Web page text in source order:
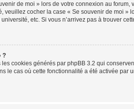
de moi » lors de votre connexion au
veuillez cocher la case « Se souvenir de moi
etc. Si vous n’arrivez pas à trouver
?
les cookies générés par phpBB 3.2 qui
le cas où cette fonctionnalité a été activée